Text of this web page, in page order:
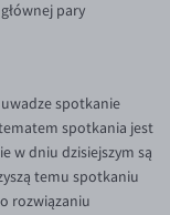
pary
spotkanie
spotkania jest
w dniu dzisiejszym są
temu spotkaniu
rozwiązaniu